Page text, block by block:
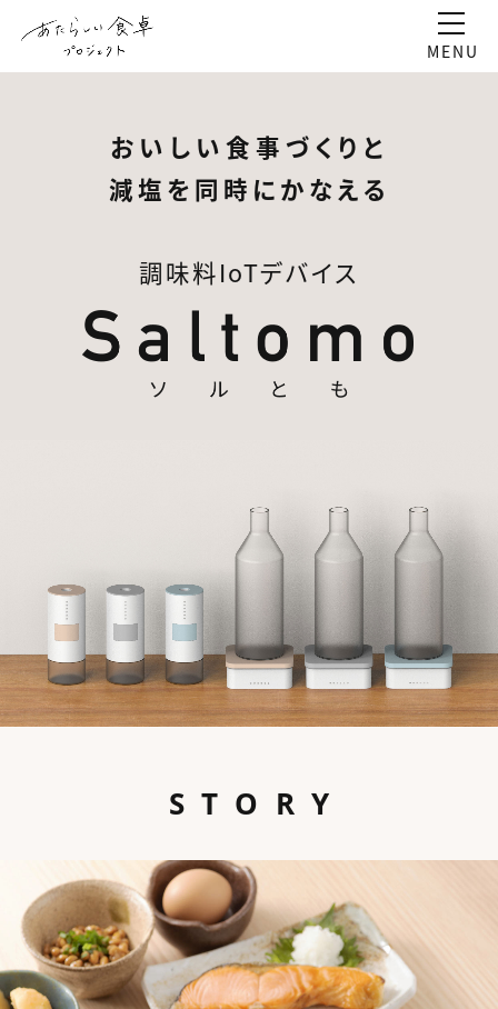
おいしい食事づくりと
減塩を同時にかなえる
調味料IoTデバイス
STORY